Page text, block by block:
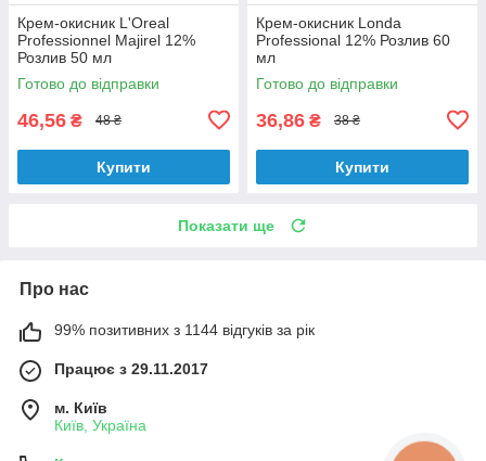
Крем-окисник L'Oreal
Professionnel Majirel 12%
Розлив 50 мл
Готово до відправки
46,56 ₴ 48 ₴
Купити
Крем-окисник Londa
Professional 12% Розлив 60
мл
Готово до відправки
36,86 ₴ 38 ₴
Купити
Показати ще
Про нас
99% позитивних з 1144 відгуків за рік
Працює з 29.11.2017
м. Київ
Київ, Україна